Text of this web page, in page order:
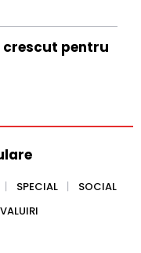
crescut pentru
SPECIAL
SOCIAL